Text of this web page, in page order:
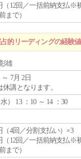
（12回／一括前納支払※
まで）
的リーディングの経験
雄
7月 2日
休講となります。
水） 13 ：10 ～ 14 ：30
（4回／分割支払い）×3
（12回／一括前納支払※
まで）